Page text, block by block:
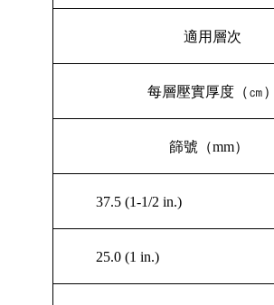
適用層次
每層壓實厚度（㎝）
篩號（mm）
37.5 (1-1/2 in.)
25.0 (1 in.)